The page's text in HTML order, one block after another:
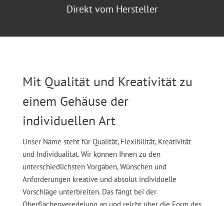
Direkt vom Hersteller
Mit Qualität und Kreativität zu
einem Gehäuse der
individuellen Art
Unser Name steht für Qualität, Flexibilität, Kreativität
und Individualität. Wir können Ihnen zu den
unterschiedlichsten Vorgaben, Wünschen und
Anforderungen kreative und absolut individuelle
Vorschläge unterbreiten. Das fängt bei der